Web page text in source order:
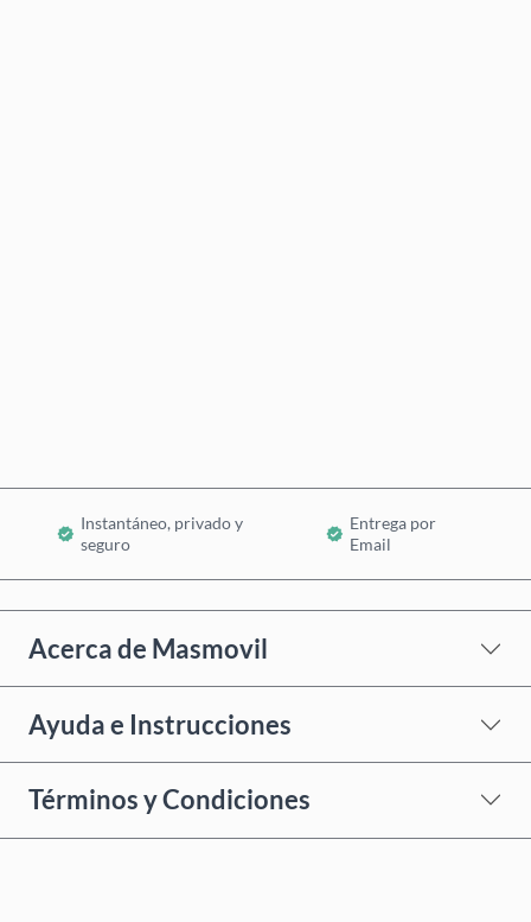
Instantáneo, privado y
seguro
Entrega por
Email
Acerca de Masmovil
Ayuda e Instrucciones
Términos y Condiciones